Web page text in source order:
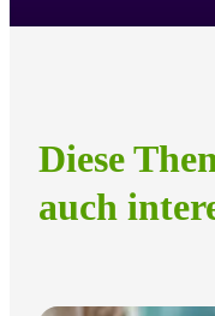
Diese
auch